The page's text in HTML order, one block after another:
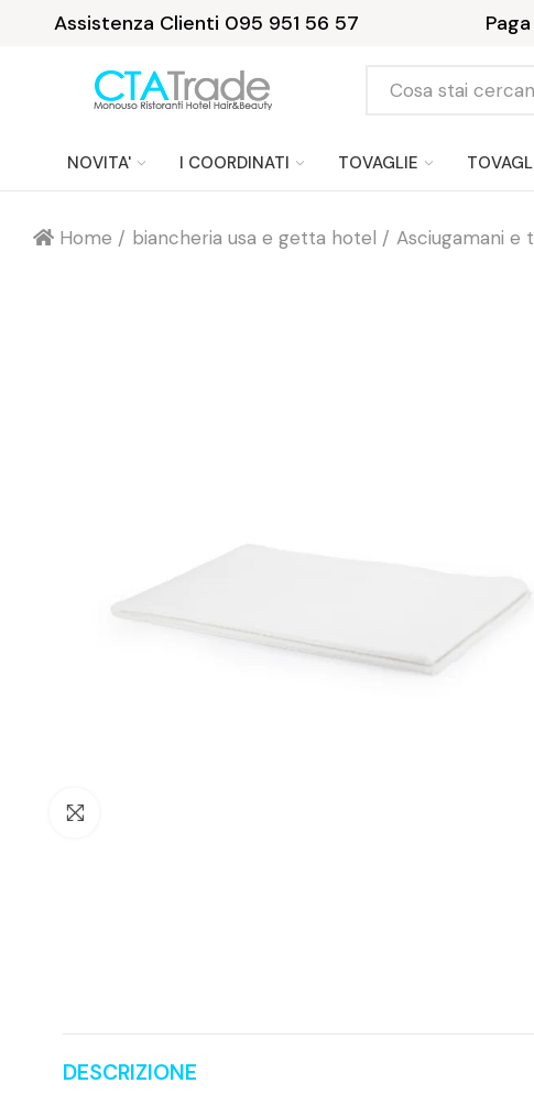
Assistenza Clienti 095 951 56 57
NOVITA' I COORDINATI TOVAGLIE
Home biancheria usa e getta hotel Asciugamani e
DESCRIZIONE